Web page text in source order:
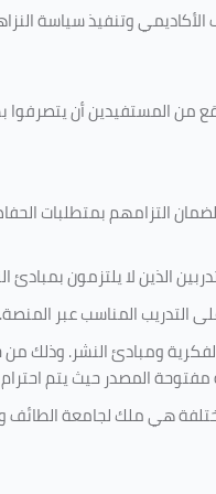
وتنفيذ سياسة
من المستفيدين أن
التزامهم بمتطلبات
الذين لا يلتزمون بمبادئ
التدريب المناسب عبر المنصة.
ومبادئ النشر. وذلك
مفتوحة المصدر حيث يتم
هي ملك لجامعة